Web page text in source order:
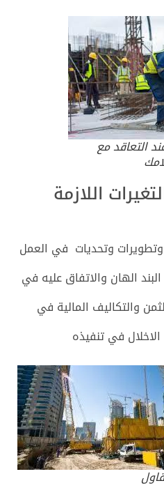
التعاقد مع
اللازمة
وتحديات في العمل
الهان والاتفاق عليه في
والتكاليف المالية في
في تنفيذه